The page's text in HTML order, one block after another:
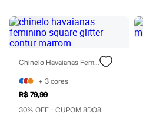
Jeans
Polos
Acessórios
Bolsas e Mochilas
Chapéus e Bonés
Cintos
Carteiras
Óculos
Relógios
Calçados
Chinelo Havaianas Feminino Square Glitter Contur Marrom
+ 3 cores
R$ 79,99
30% OFF - CUPOM 8DO8